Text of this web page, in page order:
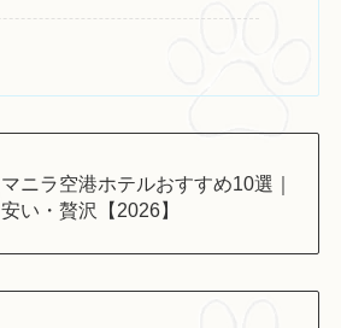
マニラ空港ホテルおすすめ10選｜
安い・贅沢【2026】